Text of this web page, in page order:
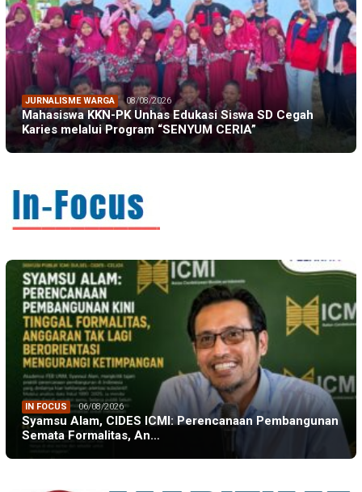
JURNALISME WARGA 08/08/2026
Mahasiswa KKN-PK Unhas Edukasi Siswa SD Cegah
Karies melalui Program “SENYUM CERIA”
IN FOCUS 06/08/2026
Syamsu Alam, CIDES ICMI: Perencanaan Pembangunan
Semata Formalitas, An…